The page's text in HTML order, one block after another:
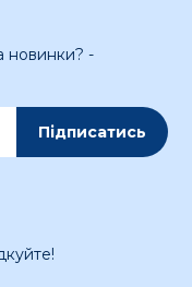
новинки? -
Підписатись